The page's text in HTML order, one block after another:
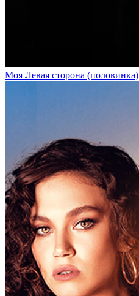
Моя Левая сторона (половинка)